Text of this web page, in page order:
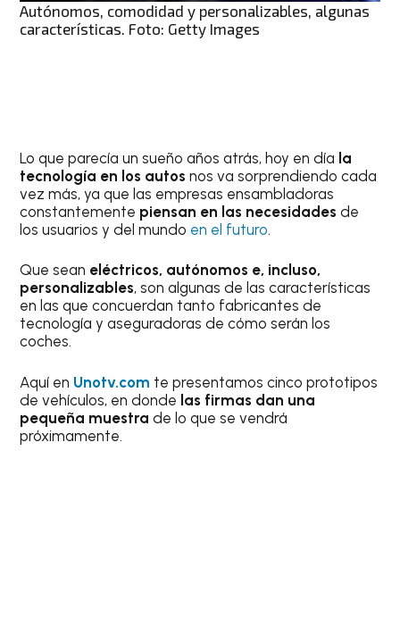
Autónomos, comodidad y personalizables, algunas
características. Foto: Getty Images
Lo que parecía un sueño años atrás, hoy en día la
tecnología en los autosnos va sorprendiendo cada
vez más, ya que las empresas ensambladoras
constantemente piensan en las necesidades de
los usuarios y del mundo en el futuro.
Que sean eléctricos, autónomos e, incluso,
personalizables, son algunas de las características
en las que concuerdan tanto fabricantes de
tecnología y aseguradoras de cómo serán los
coches.
Aquí en Unotv.com te presentamos cinco prototipos
de vehículos, en donde las firmas dan una
pequeña muestra de lo que se vendrá
próximamente.